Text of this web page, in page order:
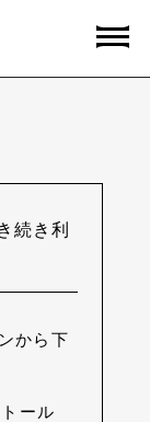
続き利
から下
ール